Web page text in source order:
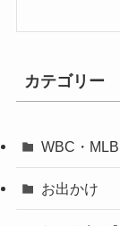
カテゴリー
WBC・
お出かけ